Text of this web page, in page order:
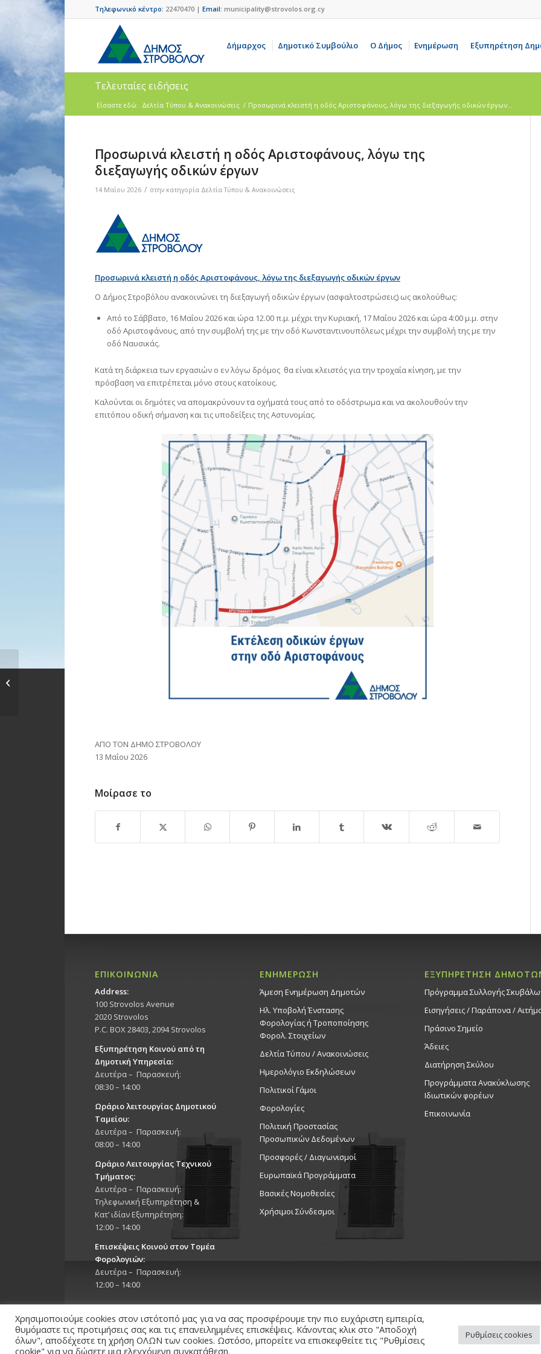
Τηλεφωνικό κέντρο: 22470470 | Email: municipality@strovolos.org.cy
Δήμαρχος Δημοτικό Συμβούλιο Ο Δήμος Ενημέρωση Εξυπηρέτηση
Τελευταίες ειδήσεις
Είσαστε εδώ: Δελτία Τύπου & Ανακοινώσεις / Προσωρινά κλειστή η οδός Αριστοφάνους, λόγω της διεξαγωγής οδικών έργων...
Προσωρινά κλειστή η οδός Αριστοφάνους, λόγω της
διεξαγωγής οδικών έργων
14 Μαΐου 2026 / στην κατηγορία Δελτία Τύπου & Ανακοινώσεις
Προσωρινά κλειστή η οδός Αριστοφάνους, λόγω της διεξαγωγής οδικών έργων
Ο Δήμος Στροβόλου ανακοινώνει τη διεξαγωγή οδικών έργων (ασφαλτοστρώσεις) ως ακολούθως:
Από το Σάββατο, 16 Μαΐου 2026 και ώρα 12.00 π.μ. μέχρι την Κυριακή, 17 Μαΐου 2026 και ώρα 4:00 μ.μ. στην
οδό Αριστοφάνους, από την συμβολή της με την οδό Κωνσταντινουπόλεως μέχρι την συμβολή της με την
οδό Ναυσικάς.
Κατά τη διάρκεια των εργασιών ο εν λόγω δρόμος θα είναι κλειστός για την τροχαία κίνηση, με την
πρόσβαση να επιτρέπεται μόνο στους κατοίκους.
Καλούνται οι δημότες να απομακρύνουν τα οχήματά τους από το οδόστρωμα και να ακολουθούν την
επιτόπου οδική σήμανση και τις υποδείξεις της Αστυνομίας.
ΑΠΟ ΤΟΝ ΔΗΜΟ ΣΤΡΟΒΟΛΟΥ
13 Μαΐου 2026
Μοίρασε το
ΕΠΙΚΟΙΝΩΝΙΑ
Address:
100 Strovolos Avenue
2020 Strovolos
P.C. BOX 28403, 2094 Strovolos
Εξυπηρέτηση Κοινού από τη
Δημοτική Υπηρεσία:
Δευτέρα – Παρασκευή:
08:30 – 14:00
Ωράριο λειτουργίας Δημοτικού
Ταμείου:
Δευτέρα – Παρασκευή:
08:00 – 14:00
Ωράριο Λειτουργίας Τεχνικού
Τμήματος:
Δευτέρα – Παρασκευή:
Τηλεφωνική Εξυπηρέτηση &
Κατ’ ιδίαν Εξυπηρέτηση:
12:00 – 14:00
Επισκέψεις Κοινού στον Τομέα
Φορολογιών:
Δευτέρα – Παρασκευή:
12:00 – 14:00
ΕΝΗΜΕΡΩΣΗ
Άμεση Ενημέρωση Δημοτών
Ηλ. Υποβολή Ένστασης
Φορολογίας ή Τροποποίησης
Φορολ. Στοιχείων
Δελτία Τύπου / Ανακοινώσεις
Ημερολόγιο Εκδηλώσεων
Πολιτικοί Γάμοι
Φορολογίες
Πολιτική Προστασίας
Προσωπικών Δεδομένων
Προσφορές / Διαγωνισμοί
Ευρωπαϊκά Προγράμματα
Βασικές Νομοθεσίες
Χρήσιμοι Σύνδεσμοι
ΕΞΥΠΗΡΕΤΗΣΗ
Πρόγραμμα Συλλογής
Εισηγήσεις / Παράπονα /
Πράσινο Σημείο
Άδειες
Διατήρηση Σκύλου
Προγράμματα Ανακύκλωσης
Ιδιωτικών φορέων
Επικοινωνία
Copyright 2026 © Δήμος Στροβόλου, All Rights Reserved. / Powered by
Θέση Δήμου
Χρησιμοποιούμε cookies στον ιστότοπό μας για να σας προσφέρουμε την πιο ευχάριστη εμπειρία,
θυμόμαστε τις προτιμήσεις σας και τις επανειλημμένες επισκέψεις. Κάνοντας κλικ στο "Αποδοχή
όλων", αποδέχεστε τη χρήση ΟΛΩΝ των cookies. Ωστόσο, μπορείτε να επισκεφθείτε τις "Ρυθμίσεις
cookie" για να δώσετε μια ελεγχόμενη συγκατάθεση.
Ρυθμίσεις cookies